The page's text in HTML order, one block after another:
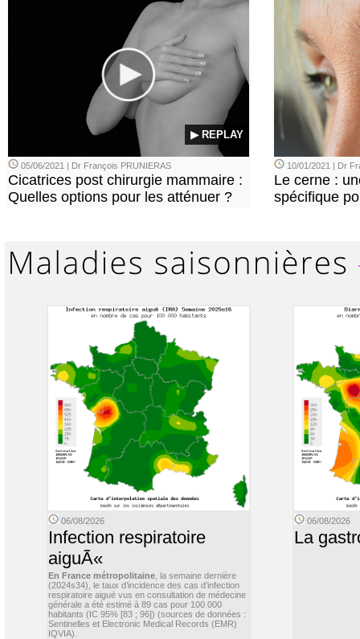
▶ REPLAY
05/06/2021 | Dr François PRUNIERAS
Cicatrices post chirurgie mammaire :
Quelles options pour les atténuer ?
10/01/2021 | Dr
Le cerne :
spécifique
06/08/2026
Infection respiratoire
aiguÃ«
En France métropolitaine , la semaine dernière
(2024s34), le taux d’incidence des cas d’infection
respiratoire aiguë vus en consultation de médecine
générale a été estimé à 89 cas pour 100 000
habitants (IC 95% [83 ; 96]) (sources de données :
Sentinelles et Electronic Medical Records (EMR)
IQVIA).
06/08/2026
La